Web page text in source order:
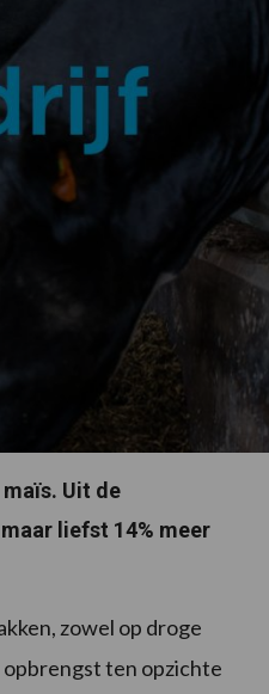
Uit de
liefst 14% meer
zowel op droge
ten opzichte